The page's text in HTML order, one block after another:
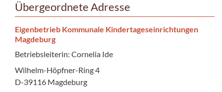
Übergeordnete Adresse
Eigenbetrieb Kommunale Kindertageseinrichtungen
Magdeburg
Betriebsleiterin: Cornelia Ide
Wilhelm-Höpfner-Ring 4
D-39116 Magdeburg